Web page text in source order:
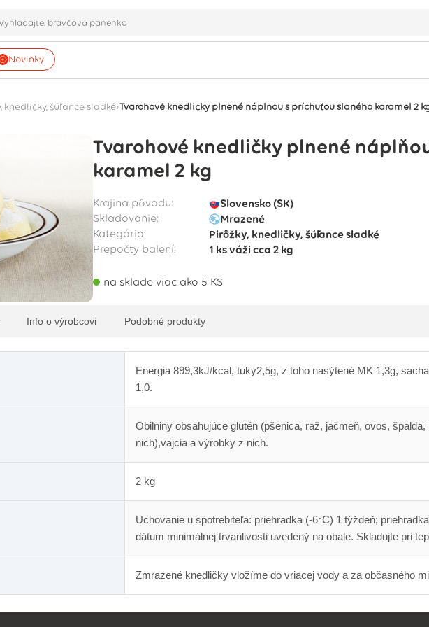
Novinky
knedličky, šúľance sladké›Tvarohové knedličky plnené náplňou s príchuťou slaného karamel 2
Tvarohové knedličky plnené
karamel 2 kg
Krajina pôvodu:
Slovensko (SK)
Skladovanie:
Mrazené
Kategória:
Pirôžky, knedličky, šúľance sladké
Prepočty balení:
1 ksváži cca 2 kg
na sklade viac ako 5 KS
Info o výrobcovi Podobné produkty
Energia 899,3kJ/kcal, tuky2,5g, z toho nasýtené MK 1,3g,
1,0.
Obilniny obsahujúce glutén (pšenica, raž, jačmeň, ovos,
nich),vajcia a výrobky z nich.
2 kg
Uchovanie u spotrebiteľa: priehradka (-6°C) 1 týždeň;
dátum minimálnej trvanlivosti uvedený na obale. Skladujte pri
Zmrazené knedličky vložíme do vriacej vody a za občasného